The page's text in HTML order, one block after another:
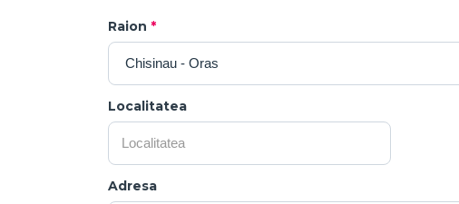
Raion *
Localitatea
Adresa